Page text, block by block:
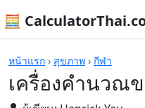
🧮
หน้าแรก › สุขภาพ › กีฬา
เครื่องคำนวณ
เครื่องคิดเลข